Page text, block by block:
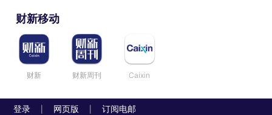
财新移动
财新 财新周刊 Caixin
登录 网页版 订阅电邮